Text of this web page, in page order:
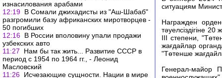
изнасилования арабами
12:19 В Сомали джихадисты из "Аш-Шабаб"
разгромили базу африканских миротворцев -
50 погибших
12:16 В России вполовину упали продажи
узбекских авто
11:27
Нам бы так жить... Развитие СССР в
период с 1954 по 1964 гг., - Леонид
Масловский
11:26 Исчезающие сущности. Нации в мире
ситуациям
Награжден
тәуелсіздігіне
III степени,
жағдайлар
"Төтенше
Генерал-майор